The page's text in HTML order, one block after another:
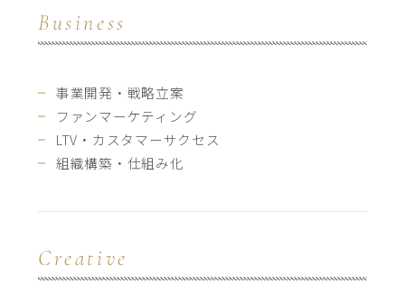
Business
事業開発・戦略立案
ファンマーケティング
LTV・カスタマーサクセス
組織構築・仕組み化
Creative